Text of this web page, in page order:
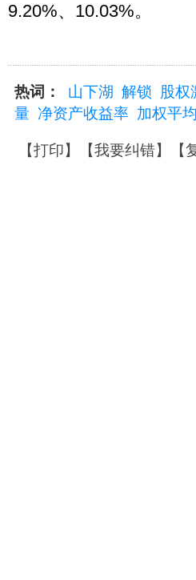
9.20%、10.03%。
热词： 山下湖 解锁 股权
量 净资产收益率 加权平均
【打印】【我要纠错】【